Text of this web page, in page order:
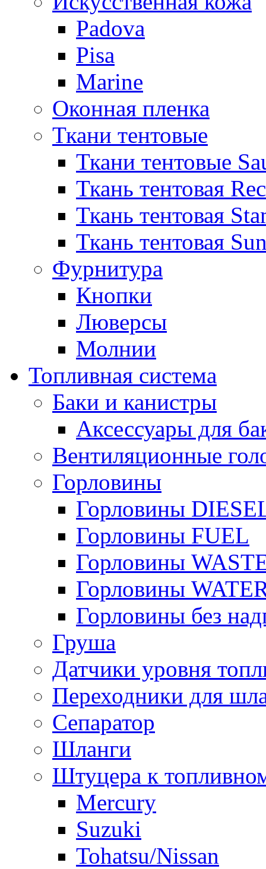
Padova
Pisa
Marine
Оконная пленка
Ткани тентовые
Ткани тентовые
Ткань тентовая
Ткань тентовая
Ткань тентовая
Фурнитура
Кнопки
Люверсы
Молнии
Топливная система
Баки и канистры
Аксессуары для
Вентиляционные
Горловины
Горловины
Горловины FUEL
Горловины
Горловины
Горловины без
Груша
Датчики уровня
Переходники для
Сепаратор
Шланги
Штуцера к
Mercury
Suzuki
Tohatsu/Nissan